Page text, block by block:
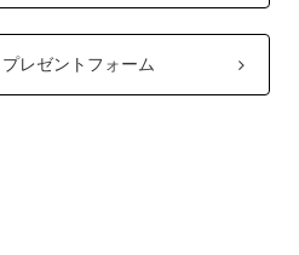
レゼントフォーム